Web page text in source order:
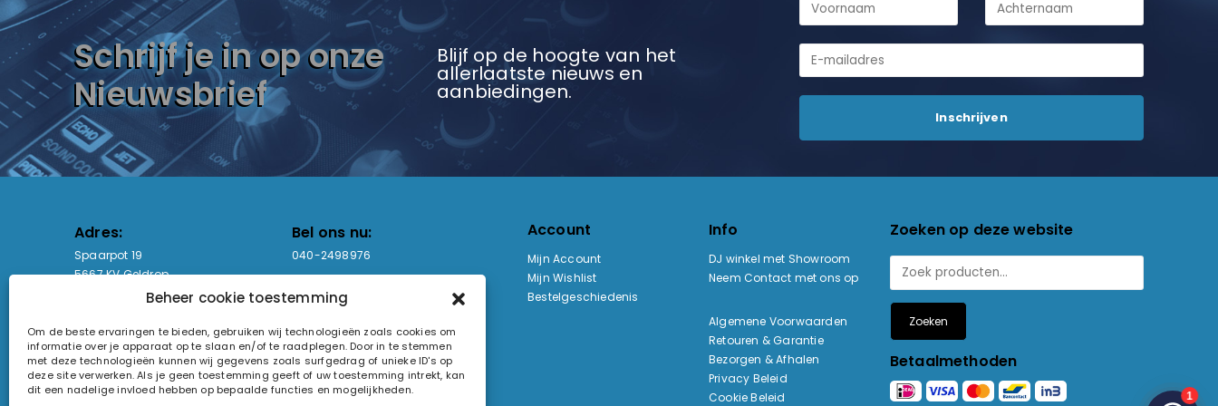
Beheer cookie toestemming
Om de beste ervaringen te bieden, gebruiken wij technologieën zoals cookies om
informatie over je apparaat op te slaan en/of te raadplegen. Door in te stemmen
met deze technologieën kunnen wij gegevens zoals surfgedrag of unieke ID's op
deze site verwerken. Als je geen toestemming geeft of uw toestemming intrekt, kan
dit een nadelige invloed hebben op bepaalde functies en mogelijkheden.
Schrijf je in op onze
Nieuwsbrief
Blijf op de hoogte van het
allerlaatste nieuws en
aanbiedingen.
Adres:
Spaarpot 19
5667 KV Geldrop
Bel ons nu:
040-2498976
sales@lightandsound.store
Openingstijden:
Ma - Vr: 09:00-17:00
Za: Enkel op afspraak
KvK-nummer: 60857196
Btw-nummer: NL854090368B01
Account
Mijn Account
Mijn Wishlist
Bestelgeschiedenis
Info
DJ winkel met Showroom
Neem Contact met ons op
Algemene Voorwaarden
Retouren & Garantie
Bezorgen & Afhalen
Privacy Beleid
Cookie Beleid
Zoeken op deze website
Zoeken
Betaalmethoden